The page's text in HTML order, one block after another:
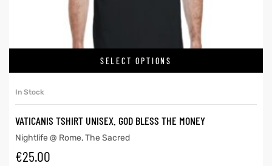
SELECT OPTIONS
In Stock
VATICANIS TSHIRT UNISEX. GOD BLESS THE MONEY
Nightlife @ Rome,The Sacred
€25.00